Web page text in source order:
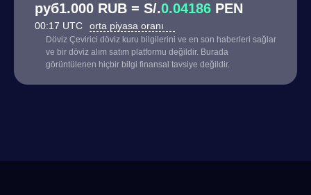
руб1.000 RUB = S/.0.04186 PEN
00:17 UTC orta piyasa oranı
Döviz Çevirici döviz kuru bilgilerini ve en son haberleri sağlar
ve bir döviz alım satım platformu değildir. Burada
görüntülenen hiçbir bilgi finansal tavsiye değildir.